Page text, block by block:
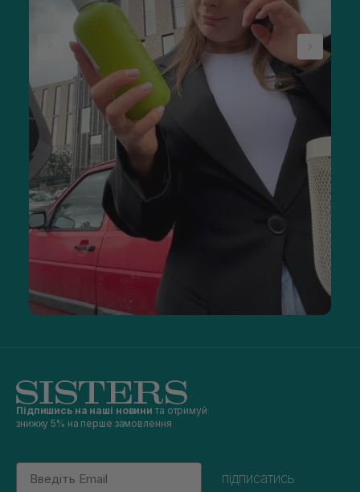
Підпишись на наші новини та отримуй
знижку 5% на перше замовлення
Email
підписатись